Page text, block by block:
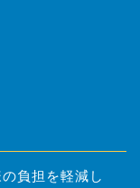
負担を軽減し
のご案内